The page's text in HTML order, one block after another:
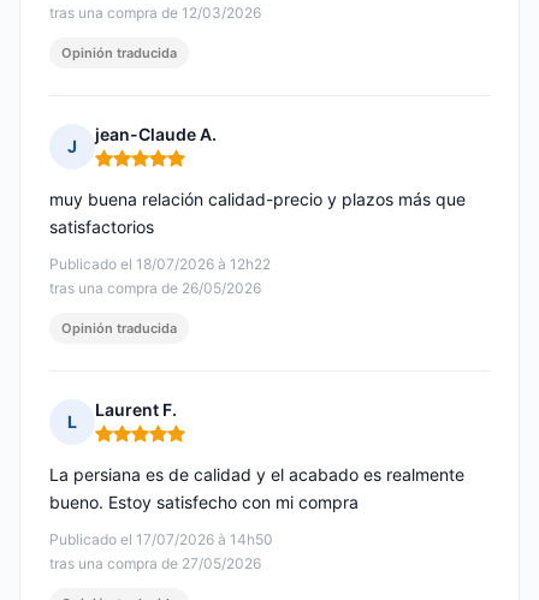
tras una compra de 12/03/2026
Opinión traducida
J
jean-Claude A.
Nota: 5 de 5
Publicado el 18/07/2026 à 12h22
tras una compra de 26/05/2026
muy buena relación calidad-precio y plazos más que
satisfactorios
Opinión traducida
L
Laurent F.
Nota: 5 de 5
Publicado el 17/07/2026 à 14h50
tras una compra de 27/05/2026
La persiana es de calidad y el acabado es realmente
bueno. Estoy satisfecho con mi compra